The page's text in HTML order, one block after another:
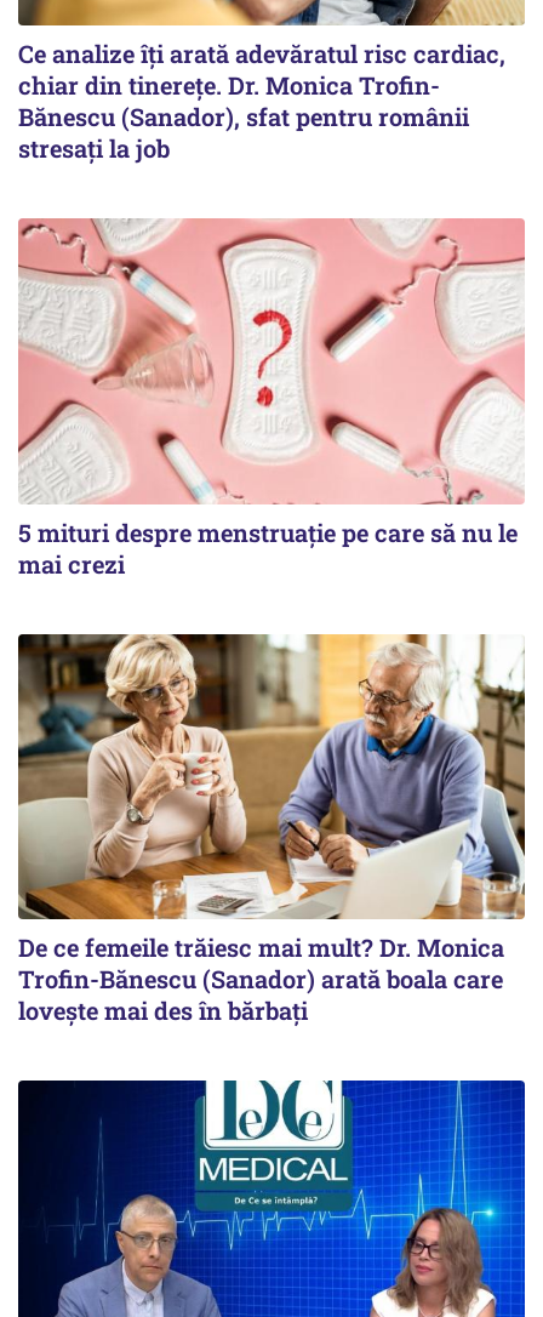
Ce analize îți arată adevăratul risc cardiac,
chiar din tinerețe. Dr. Monica Trofin-
Bănescu (Sanador), sfat pentru românii
stresați la job
5 mituri despre menstruație pe care să nu le
mai crezi
De ce femeile trăiesc mai mult? Dr. Monica
Trofin-Bănescu (Sanador) arată boala care
lovește mai des în bărbați